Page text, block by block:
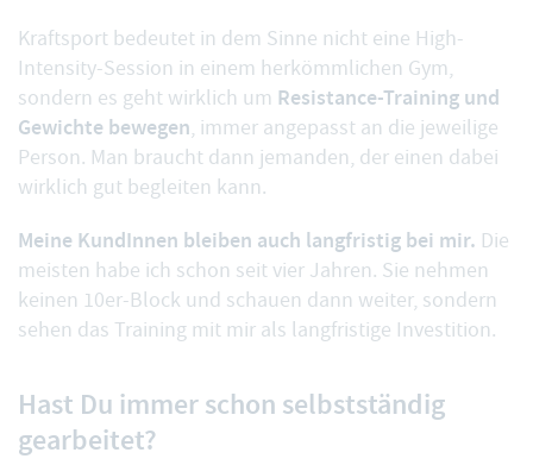
Kraftsport bedeutet in dem Sinne nicht eine High-
Intensity-Session in einem herkömmlichen Gym,
sondern es geht wirklich um Resistance-Training und
Gewichte bewegen, immer angepasst an die jeweilige
Person. Man braucht dann jemanden, der einen dabei
wirklich gut begleiten kann.
Meine KundInnen bleiben auch langfristig bei mir. Die
meisten habe ich schon seit vier Jahren. Sie nehmen
keinen 10er-Block und schauen dann weiter, sondern
sehen das Training mit mir als langfristige Investition.
Hast Du immer schon selbstständig
gearbeitet?